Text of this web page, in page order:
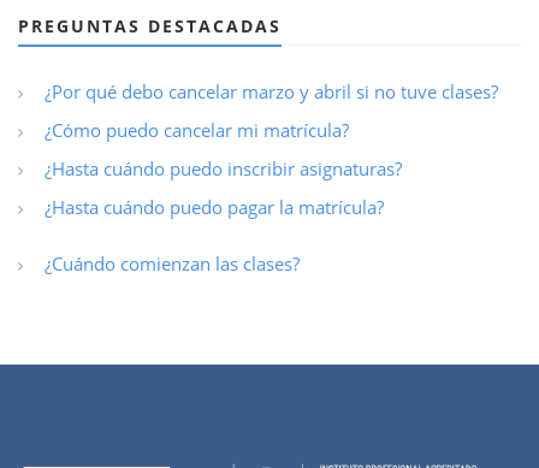
PREGUNTAS DESTACADAS
¿Por qué debo cancelar marzo y abril si no tuve clases?
¿Cómo puedo cancelar mi matrícula?
¿Hasta cuándo puedo inscribir asignaturas?
¿Hasta cuándo puedo pagar la matrícula?
¿Cuándo comienzan las clases?